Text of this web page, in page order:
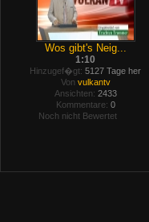
Wos gibt's Neig...
1:10
Hinzugef�gt: 5127 Tage her
Von vulkantv
Ansichten: 2433
Kommentare: 0
Noch nicht Bewertet